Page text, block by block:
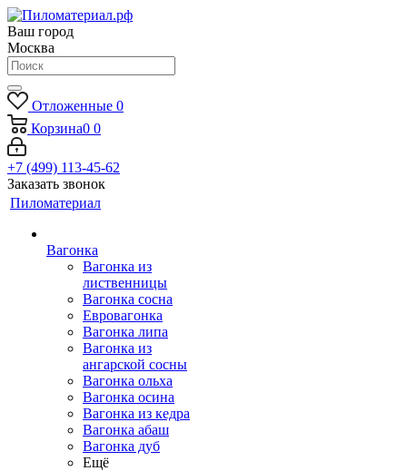
Ваш город
Москва
Отложенные 0
Корзина0 0
+7 (499) 113-45-62
Заказать звонок
Пиломатериал
Вагонка
Вагонка из
лиственницы
Вагонка сосна
Евровагонка
Вагонка липа
Вагонка из
ангарской сосны
Вагонка ольха
Вагонка осина
Вагонка из кедра
Вагонка абаш
Вагонка дуб
Ещё